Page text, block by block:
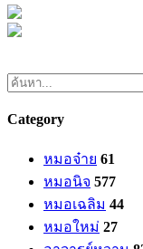
Category
หมอจ๋าย 61
หมอนิจ 577
หมอเฉลิม 44
หมอใหม่ 27